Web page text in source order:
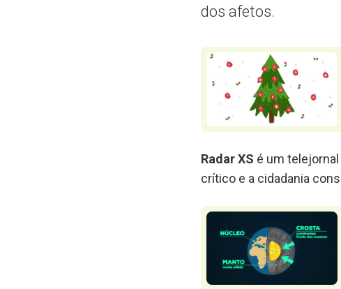
dos afetos.
Radar XS é um
crítico e a cidadania